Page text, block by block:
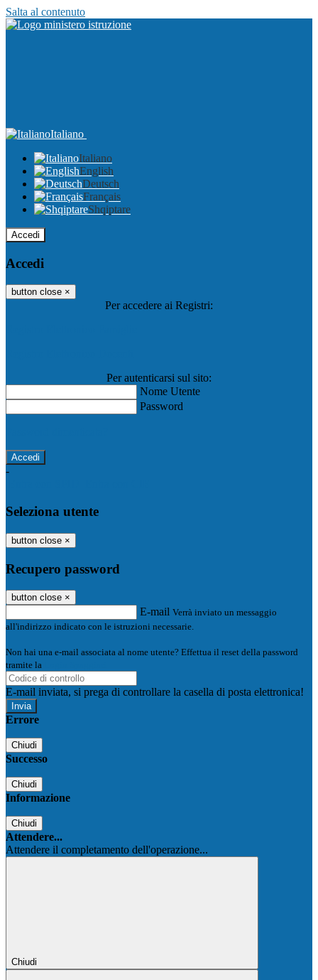
Salta al contenuto
Italiano
Italiano
English
Deutsch
Français
Shqiptare
Accedi
Accedi
button close ×
Per accedere ai Registri:
Per autenticarsi sul sito:
Nome Utente
Password
-
Seleziona utente
button close ×
Recupero password
button close ×
E-mail Verrà inviato un messaggio
all'indirizzo indicato con le istruzioni necessarie.
Non hai una e-mail associata al nome utente? Effettua il reset della password
tramite la
E-mail inviata, si prega di controllare la casella di posta elettronica!
Errore
Chiudi
Successo
Chiudi
Informazione
Chiudi
Attendere...
Attendere il completamento dell'operazione...
Chiudi